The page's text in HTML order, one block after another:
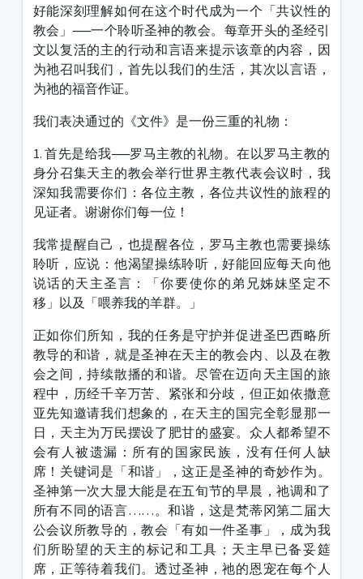
好能深刻理解如何在这个时代成为一个「共议性的
教会」──一个聆听圣神的教会。每章开头的圣经引
文以复活的主的行动和言语来提示该章的内容，因
为祂召叫我们，首先以我们的生活，其次以言语，
为祂的福音作证。
我们表决通过的《文件》是一份三重的礼物：
1. 首先是给我──罗马主教的礼物。在以罗马主教的
身分召集天主的教会举行世界主教代表会议时，我
深知我需要你们：各位主教，各位共议性的旅程的
见证者。谢谢你们每一位！
我常提醒自己，也提醒各位，罗马主教也需要操练
聆听，应说：他渴望操练聆听，好能回应每天向他
说话的天主圣言：「你要使你的弟兄姊妹坚定不
移」以及「喂养我的羊群。」
正如你们所知，我的任务是守护并促进圣巴西略所
教导的和谐，就是圣神在天主的教会内、以及在教
会之间，持续散播的和谐。尽管在迈向天主国的旅
程中，历经千辛万苦、紧张和分歧，但正如依撒意
亚先知邀请我们想象的，在天主的国完全彰显那一
日，天主为万民摆设了肥甘的盛宴。众人都希望不
会有人被遗漏：所有的国家民族，没有任何人缺
席！关键词是「和谐」，这正是圣神的奇妙作为。
圣神第一次大显大能是在五旬节的早晨，祂调和了
所有不同的语言……。和谐，这是梵蒂冈第二届大
公会议所教导的，教会「有如一件圣事」，成为我
们所盼望的天主的标记和工具；天主早已备妥筵
席，正等待着我们。透过圣神，祂的恩宠在每个人